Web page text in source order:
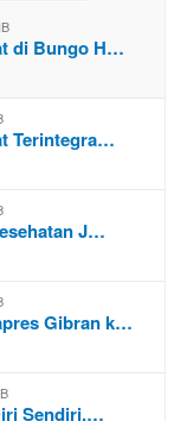
di Bungo H…
Terintegra…
J…
Gibran k…
Sendiri,…